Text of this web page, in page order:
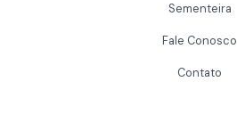
Sementeira
Fale Conosco
Contato